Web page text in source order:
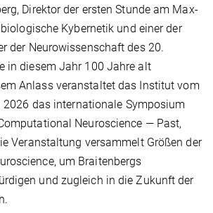
Direktor der ersten Stunde am Max-
Kybernetik und einer der
der Neurowissenschaft des 20.
in diesem Jahr 100 Jahre alt
Anlass veranstaltet das Institut vom
das internationale Symposium
Neuroscience — Past,
Veranstaltung versammelt Größen der
um Braitenbergs
und zugleich in die Zukunft der